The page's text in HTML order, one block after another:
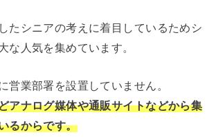
たシニアの考えに着目しているためシ
な人気を集めています。
営業部署を設置していません。
アナログ媒体や通販サイトなどから集
るからです。